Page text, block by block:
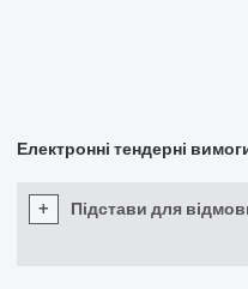
Електронні тендерні
+ Підстави для